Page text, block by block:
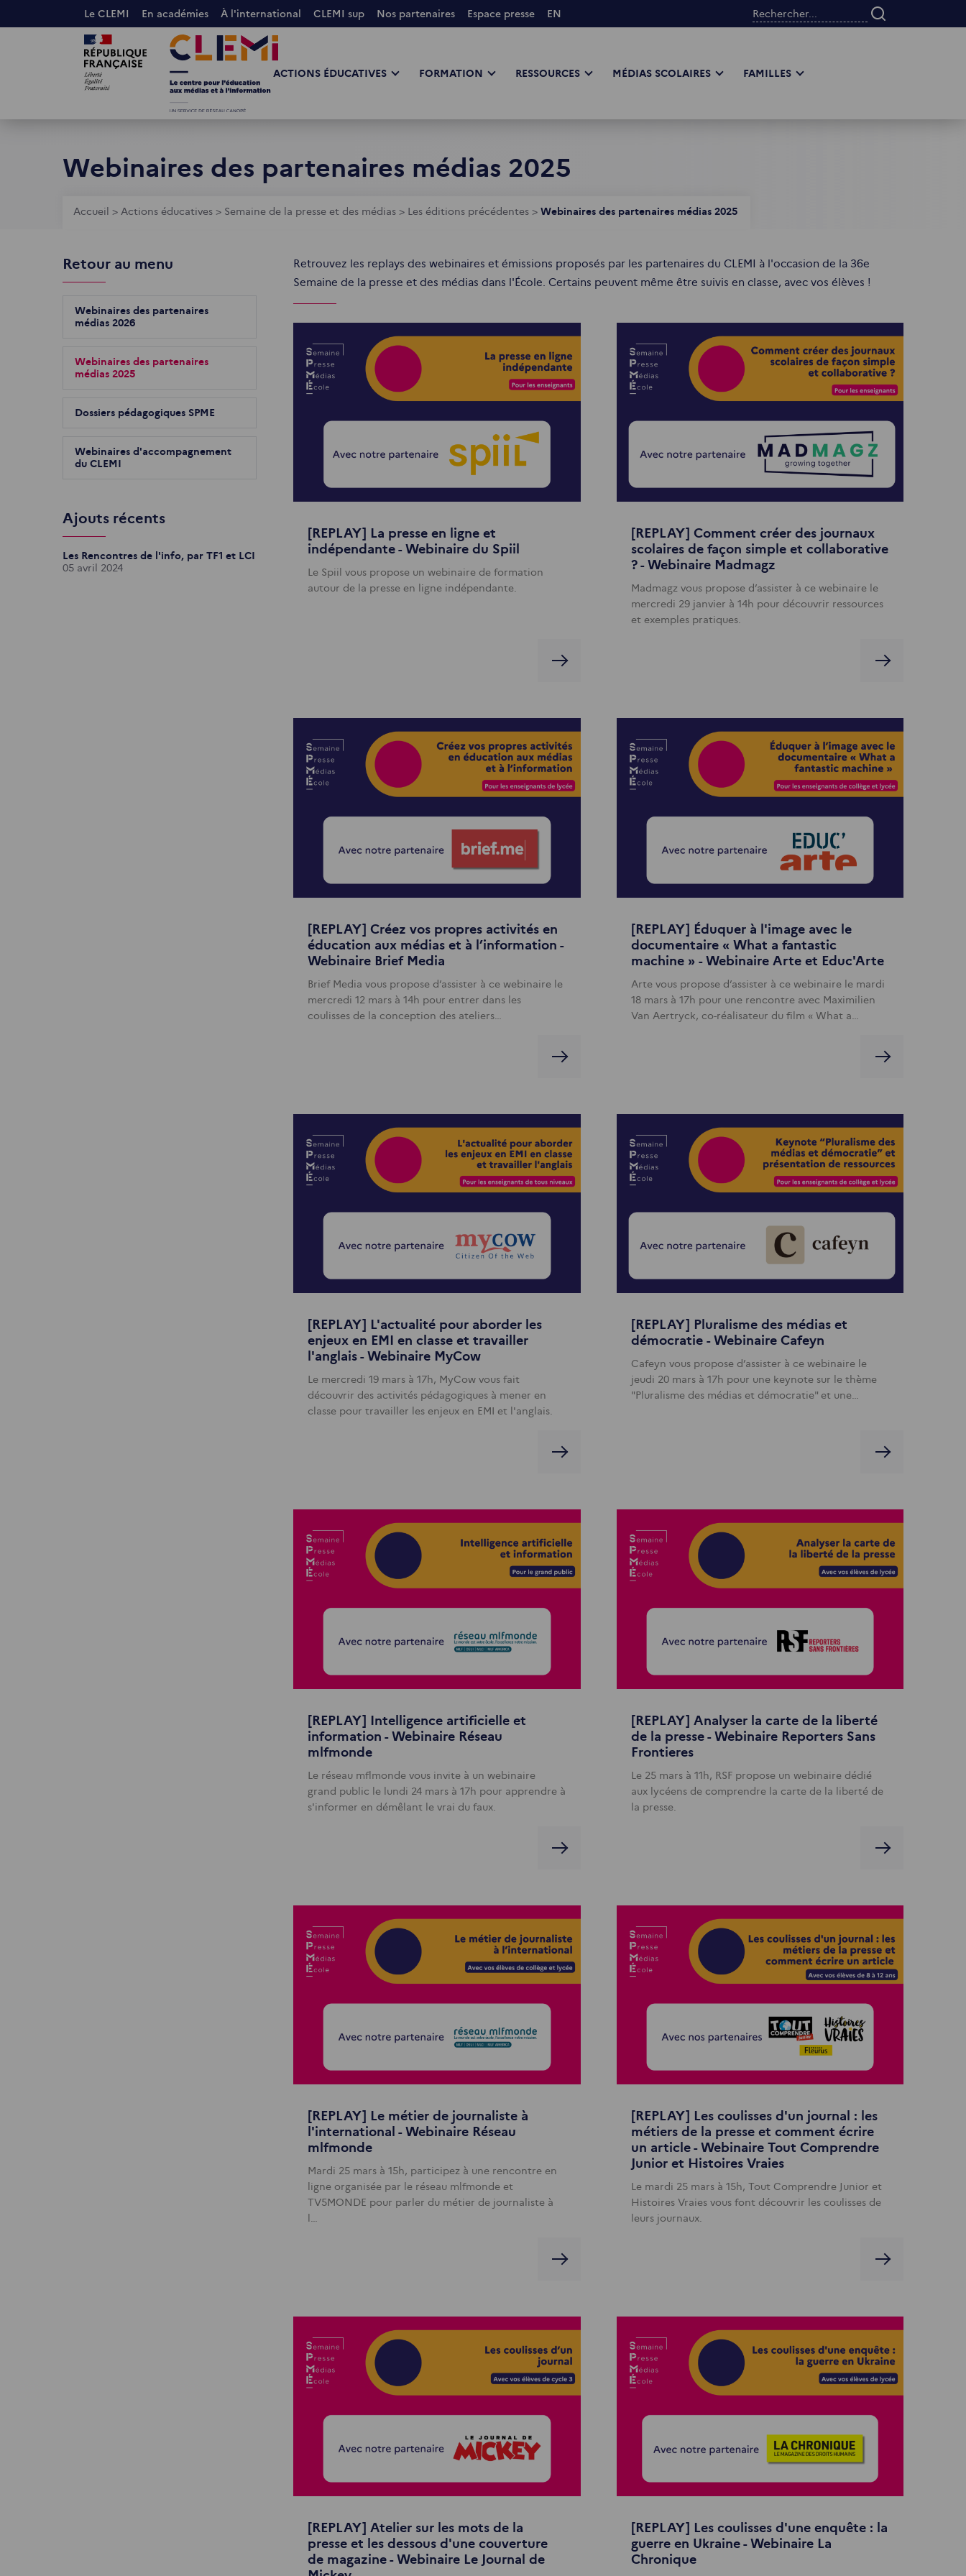
au
Le CLEMI En académies À l'international CLEMI sup Nos partenaires Espace presse EN Rechercher...
Images Images
ACTIONS ÉDUCATIVES FORMATION RESSOURCES MÉDIAS SCOLAIRES FAMILLES
Webinaires des partenaires médias 2025
Fil
Accueil > Actions éducatives > Semaine de la presse et des médias > Les éditions précédentes > Webinaires des partenaires médias 2025
Retrouvez les replays des webinaires et émissions proposés par les partenaires du CLEMI à l'occasion de la 36e
Semaine de la presse et des médias dans l'École. Certains peuvent même être suivis en classe, avec vos élèves !
[REPLAY] La presse en ligne et
indépendante - Webinaire du Spiil
Le Spiil vous propose un webinaire de formation
autour de la presse en ligne indépendante.
[REPLAY] Comment créer des journaux
scolaires de façon simple et collaborative
? - Webinaire Madmagz
Madmagz vous propose d’assister à ce webinaire le
mercredi 29 janvier à 14h pour découvrir ressources
et exemples pratiques.
[REPLAY] Créez vos propres activités en
éducation aux médias et à l’information -
Webinaire Brief Media
Brief Media vous propose d’assister à ce webinaire le
mercredi 12 mars à 14h pour entrer dans les
coulisses de la conception des ateliers…
[REPLAY] Éduquer à l'image avec le
documentaire « What a fantastic
machine » - Webinaire Arte et Educ'Arte
Arte vous propose d’assister à ce webinaire le mardi
18 mars à 17h pour une rencontre avec Maximilien
Van Aertryck, co-réalisateur du film « What a…
[REPLAY] L'actualité pour aborder les
enjeux en EMI en classe et travailler
l'anglais - Webinaire MyCow
Le mercredi 19 mars à 17h, MyCow vous fait
découvrir des activités pédagogiques à mener en
classe pour travailler les enjeux en EMI et l'anglais.
[REPLAY] Pluralisme des médias et
démocratie - Webinaire Cafeyn
Cafeyn vous propose d’assister à ce webinaire le
jeudi 20 mars à 17h pour une keynote sur le thème
"Pluralisme des médias et démocratie" et une…
[REPLAY] Intelligence artificielle et
information - Webinaire Réseau
mlfmonde
Le réseau mflmonde vous invite à un webinaire
grand public le lundi 24 mars à 17h pour apprendre à
s'informer en démêlant le vrai du faux.
[REPLAY] Analyser la carte de la liberté
de la presse - Webinaire Reporters Sans
Frontieres
Le 25 mars à 11h, RSF propose un webinaire dédié
aux lycéens de comprendre la carte de la liberté de
la presse.
[REPLAY] Le métier de journaliste à
l'international - Webinaire Réseau
mlfmonde
Mardi 25 mars à 15h, participez à une rencontre en
ligne organisée par le réseau mlfmonde et
TV5MONDE pour parler du métier de journaliste à
l…
[REPLAY] Les coulisses d'un journal : les
métiers de la presse et comment écrire
un article - Webinaire Tout Comprendre
Junior et Histoires Vraies
Le mardi 25 mars à 15h, Tout Comprendre Junior et
Histoires Vraies vous font découvrir les coulisses de
leurs journaux.
[REPLAY] Atelier sur les mots de la
presse et les dessous d'une couverture
de magazine - Webinaire Le Journal de
[REPLAY] Les coulisses d'une enquête : la
guerre en Ukraine - Webinaire La
Chronique
Retour au menu
Webinaires des partenaires
médias 2026
Webinaires des partenaires
médias 2025
Dossiers pédagogiques SPME
Webinaires d'accompagnement
du CLEMI
Ajouts récents
Les Rencontres de l'info, par TF1 et LCI
05 avril 2024